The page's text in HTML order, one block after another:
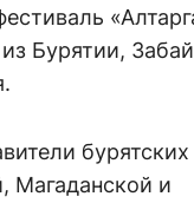
Бурятии,
Магаданской и